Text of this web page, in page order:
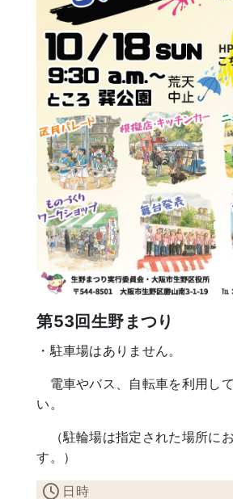
第53回生野まつり
・駐車場はありません。
電車やバス、自転車を利用し
い。
（駐輪場は指定された場所に
す。）
日時